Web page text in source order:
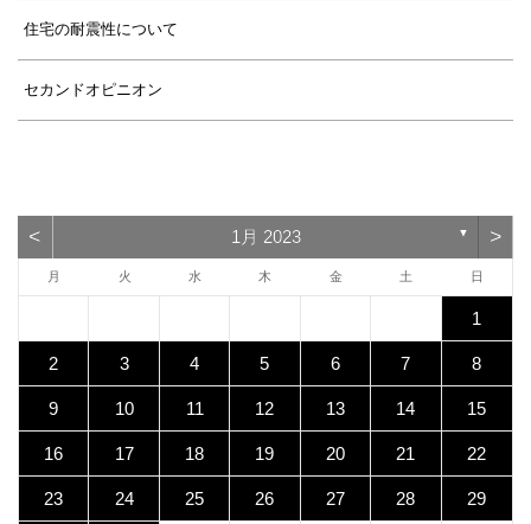
住宅の耐震性について
セカンドオピニオン
< 1月 2023 ▼ >
月 火 水 木 金 土 日
1
2 3 4 5 6 7 8
9 10 11 12 13 14 15
16 17 18 19 20 21 22
23 24 25 26 27 28 29